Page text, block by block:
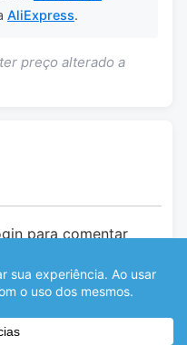
AliExpress.
preço alterado a
para comentar